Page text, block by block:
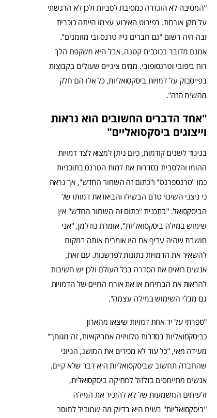
"המסיבה לא הוגדרה כמסיבת לסביות ולכן לא הרגשתי
על תקן אורחת. בפירוט האירוע עצמו הייתה כוכבית
ובה היה רשום "גם חברים גייז טרנס ובי מוזמנים".
אמנם מדובר בכוכבית קטנה, אבל היא משקפת הלך
רוח ביפובי וטרנסופובי. ממים ציניים שעולים בקבוצות
בפייסבוק על דמויות ביסקסואליות, כל אלו הם חלק
מהשיח הזה".
"אחד הדברים החשובים הוא נראות
וייצוגים ביסקסואליים"
בניגוד לשנים קודמות, כיום ניתן למצוא לצד דמויות
ההומו והלסבית בסדרות את דמות הטרנס בתוכניות
כמו "טרנספרנט" ו"כתום זה השחור החדש", אך נראה
כי ניצני השינוי טרם הבשילו והביאו את דמותו של
הביסקסואל. "בתכנית "כתום זה השחור החדש" אין
שימוש במילה ביסקסואליות", אומרת נודלמן, "אני
חושבת שהיה עדיף אם היו אומרים אותה במקום
להשאיר את הדמויות נתונות לפרשנות. עם זאת,
אנשים רואים את הסדרה בכל העולם ולכן יש חשיבות
להראות את הבחירות או את אורח החיים של הדמויות
גם מבלי השימוש במילה עצמה".
"ספרתי על יד אחת דמויות שיצאו מהארון
כביסקסואליות בסדרות טלוויזיה אמריקאיות, זה מגוחך"
מעידה מאי, "כל עוד לא מכירים את המושג, הגיוני
שהחברה תחשוב שביסקסואליות היא דבר שלא קיים.
אנשים מתייחסים בזלזול למחיקה ביסקסואלית,
ולעיתים המשמעות של לא להזכיר את המילה
"ביסקסואליות" בשיח היא בדיוק מה שמוביל לחוסר